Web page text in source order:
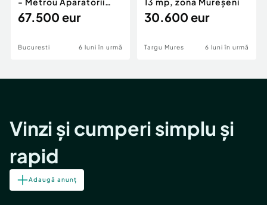
Patriei -
67.500 eur
Bucuresti 6 luni în urmă
30.600 eur
Targu Mures 6 luni în urmă
Vinzi și cumperi simplu și
rapid
Adaugă anunț